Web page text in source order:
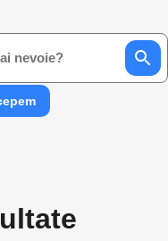
nevoie?